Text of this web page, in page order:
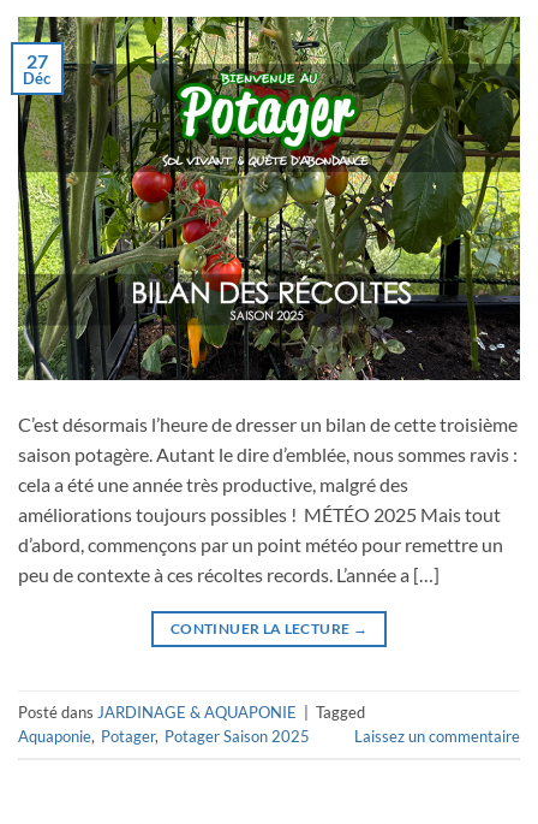
27
Déc
C’est désormais l’heure de dresser un bilan de cette troisième
saison potagère. Autant le dire d’emblée, nous sommes ravis :
cela a été une année très productive, malgré des
améliorations toujours possibles ! MÉTÉO 2025 Mais tout
d’abord, commençons par un point météo pour remettre un
peu de contexte à ces récoltes records. L’année a […]
CONTINUER LA LECTURE →
Posté dans JARDINAGE & AQUAPONIE
Tagged
Aquaponie, Potager, Potager Saison 2025 Laissez un commentaire